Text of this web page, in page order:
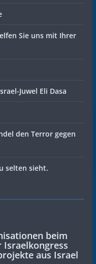
Sie uns mit Ihrer
Juwel Eli Dasa
den Terror gegen
selten sieht.
beim
Israelkongress
aus Israel